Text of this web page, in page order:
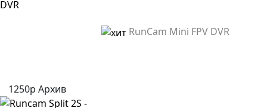
RunCam Mini FPV DVR
1250р Архив